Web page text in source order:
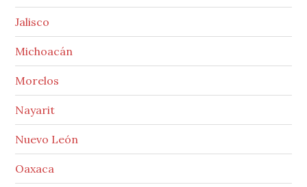
Jalisco
Michoacán
Morelos
Nayarit
Nuevo León
Oaxaca